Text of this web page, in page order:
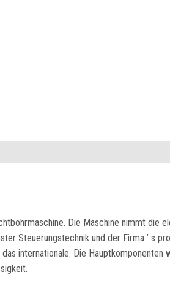
Die Maschine nimmt die
Steuerungstechnik und der Firma ’ s
internationale. Die Hauptkomponenten